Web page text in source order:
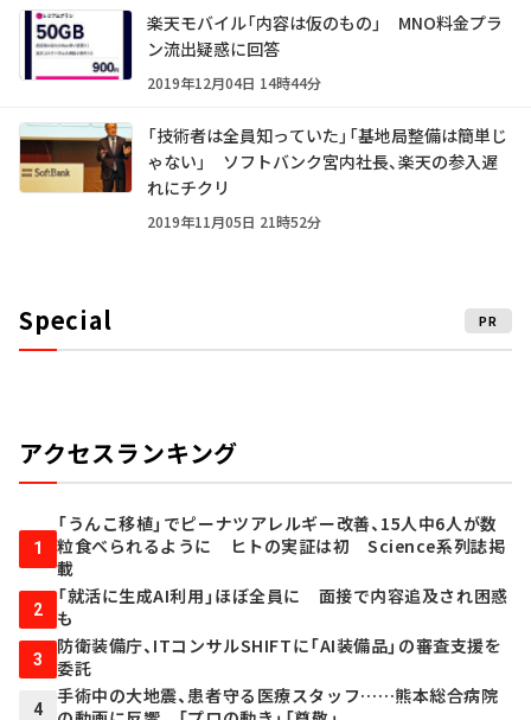
楽天モバイル「内容は仮のもの」 MNO料金プラ
ン流出疑惑に回答
2019年12月04日 14時44分
「技術者は全員知っていた」「基地局整備は簡単じ
ゃない」 ソフトバンク宮内社長、楽天の参入遅
れにチクリ
2019年11月05日 21時52分
Special PR
アクセスランキング
1
「うんこ移植」でピーナツアレルギー改善、15人中6人が数
粒食べられるように ヒトの実証は初 Science系列誌掲
載
2
「就活に生成AI利用」ほぼ全員に 面接で内容追及され困惑
も
3
防衛装備庁、ITコンサルSHIFTに「AI装備品」の審査支援を
委託
4
手術中の大地震、患者守る医療スタッフ……熊本総合病院